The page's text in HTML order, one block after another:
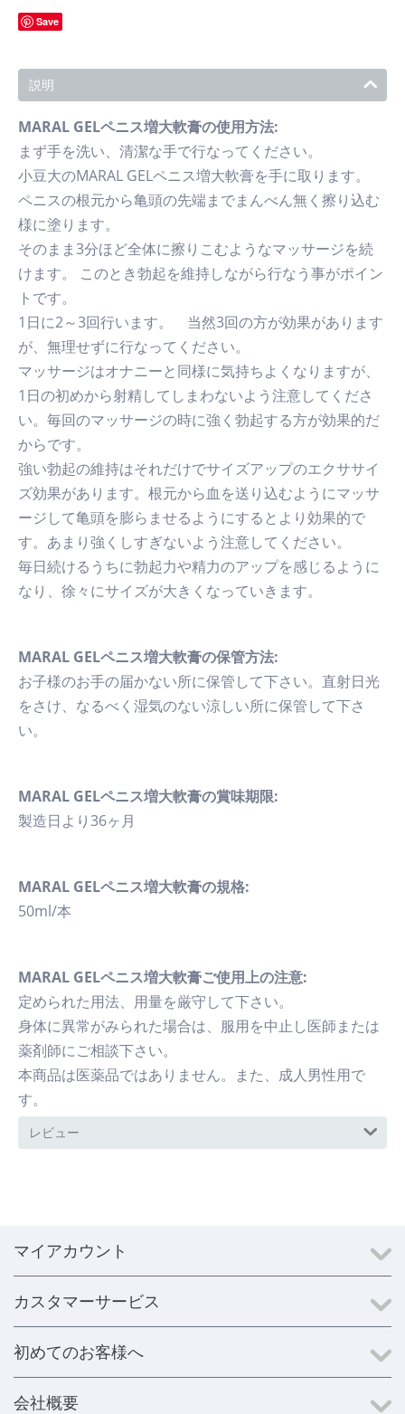
Save
説明
MARAL GELペニス増大軟膏の使用方法:
まず手を洗い、清潔な手で行なってください。
小豆大のMARAL GELペニス増大軟膏を手に取ります。
ペニスの根元から亀頭の先端までまんべん無く擦り込む
様に塗ります。
そのまま3分ほど全体に擦りこむようなマッサージを続
けます。 このとき勃起を維持しながら行なう事がポイン
トです。
1日に2～3回行います。 当然3回の方が効果があります
が、無理せずに行なってください。
マッサージはオナニーと同様に気持ちよくなりますが、
1日の初めから射精してしまわないよう注意してくださ
い。毎回のマッサージの時に強く勃起する方が効果的だ
からです。
強い勃起の維持はそれだけでサイズアップのエクササイ
ズ効果があります。根元から血を送り込むようにマッサ
ージして亀頭を膨らませるようにするとより効果的で
す。あまり強くしすぎないよう注意してください。
毎日続けるうちに勃起力や精力のアップを感じるように
なり、徐々にサイズが大きくなっていきます。
MARAL GELペニス増大軟膏の保管方法:
お子様のお手の届かない所に保管して下さい。直射日光
をさけ、なるべく湿気のない涼しい所に保管して下さ
い。
MARAL GELペニス増大軟膏の賞味期限:
製造日より36ヶ月
MARAL GELペニス増大軟膏の規格:
50ml/本
MARAL GELペニス増大軟膏ご使用上の注意:
定められた用法、用量を厳守して下さい。
身体に異常がみられた場合は、服用を中止し医師または
薬剤師にご相談下さい。
本商品は医薬品ではありません。また、成人男性用で
す。
レビュー
マイアカウント
カスタマーサービス
初めてのお客様へ
会社概要